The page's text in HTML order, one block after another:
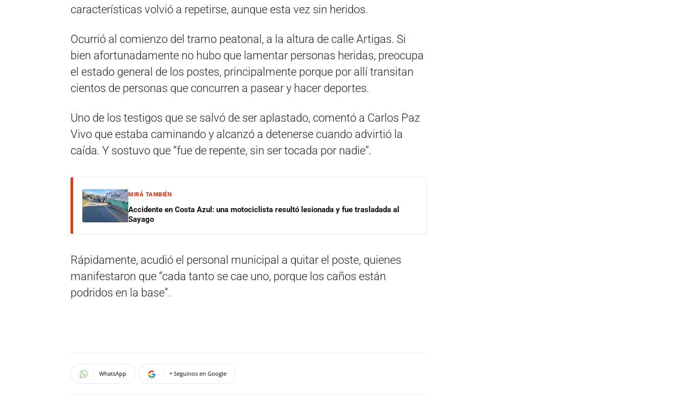
características volvió a repetirse, aunque esta vez sin heridos.
Ocurrió al comienzo del tramo peatonal, a la altura de calle Artigas. Si
bien afortunadamente no hubo que lamentar personas heridas, preocupa
el estado general de los postes, principalmente porque por allí transitan
cientos de personas que concurren a pasear y hacer deportes.
Uno de los testigos que se salvó de ser aplastado, comentó a Carlos Paz
Vivo que estaba caminando y alcanzó a detenerse cuando advirtió la
caída. Y sostuvo que “fue de repente, sin ser tocada por nadie”.
MIRÁ TAMBIÉN
Accidente en Costa Azul: una motociclista resultó lesionada y fue trasladada al
Sayago
Rápidamente, acudió el personal municipal a quitar el poste, quienes
manifestaron que “cada tanto se cae uno, porque los caños están
podridos en la base”.
WhatsApp + Seguinos en Google